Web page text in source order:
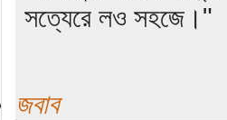
সত্যেরে লও সহজে।"
জবাব